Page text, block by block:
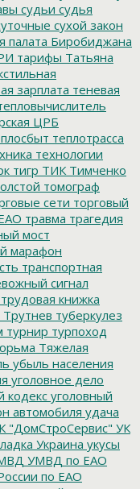
судьи судья
сухой закон
палата Биробиджана
тарифы Татьяна
зарплата теневая
ЦРБ
теплотрасса
технологии
тигр ТИК Тимченко
томограф
сети торговый
травма трагедия
мост
марафон
транспортная
сигнал
трудовая книжка
Трутнев туберкулез
турнир турпоход
Тяжелая
убыль населения
уголовное дело
кодекс уголовный
автомобиля удача
"ДомСтроСервис" УК
Украина укусы
УМВД по ЕАО
по ЕАО